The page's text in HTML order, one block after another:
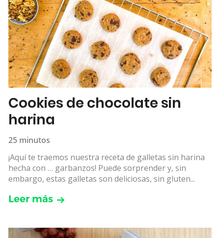
Cookies de chocolate sin
harina
25 minutos
¡Aquí te traemos nuestra receta de galletas sin harina
hecha con … garbanzos! Puede sorprender y, sin
embargo, estas galletas son deliciosas, sin gluten...
Leer más